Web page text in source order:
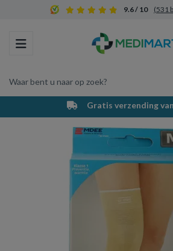
9.6 / 10 (531
Toggle navigation
Waar bent u naar op zoek?
Winkelwagen
Uw winkelwagen
Vul hem met
Gratis verzending